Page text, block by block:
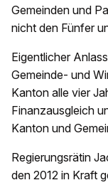
Gemeinden und
nicht den Fünfer
Eigentlicher
Gemeinde- und
Kanton alle vier
Finanzausgleich
Kanton und
Regierungsrätin
den 2012 in Kraft